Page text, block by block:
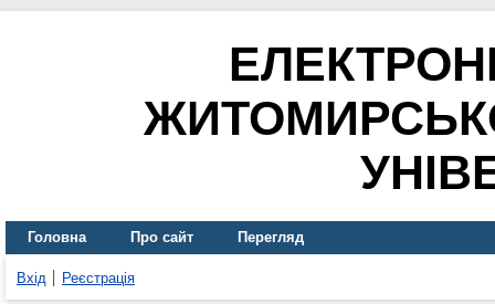
Головна Про сайт Перегляд
Вхід Реєстрація